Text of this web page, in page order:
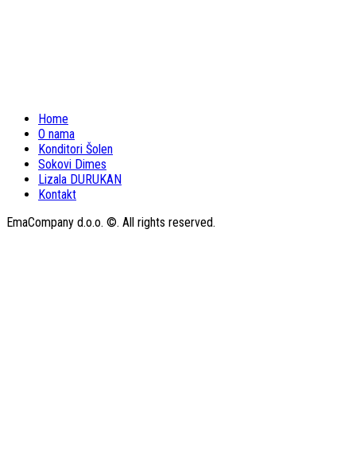
Home
O nama
Konditori Šolen
Sokovi Dimes
Lizala DURUKAN
Kontakt
EmaCompany d.o.o. ©. All rights reserved.